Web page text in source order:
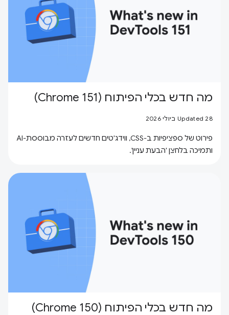
מה חדש בכלי הפיתוח (Chrome 151)
Updated 28 ביולי 2026
פירוט של ספציפיות ב-CSS, ווידג'טים חדשים לעזרה מבוססת-AI
ותמיכה בלחצן 'הבעת עניין'.
מה חדש בכלי הפיתוח (Chrome 150)